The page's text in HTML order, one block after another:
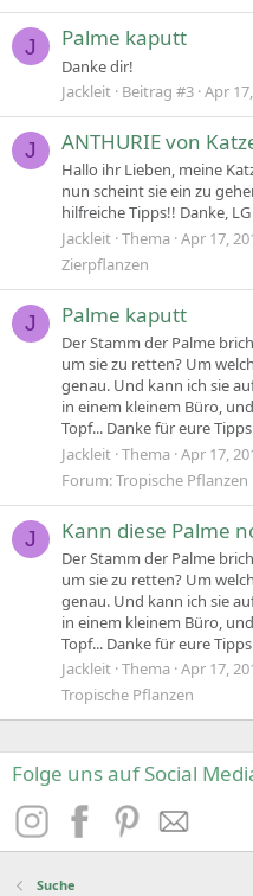
J Palme kaputt
Danke dir!
Jackleit Beitrag #3 Apr
J ANTHURIE von
Hallo ihr Lieben, meine
nun scheint sie ein zu
hilfreiche Tipps!! Danke,
Jackleit Thema Apr 17,
Zierpflanzen
J Palme kaputt
Der Stamm der Palme
um sie zu retten? Um
genau. Und kann ich sie
in einem kleinem Büro,
Topf... Danke für eure
Jackleit Thema Apr 17,
Forum:Tropische Pflanzen
J Kann diese Palme
Der Stamm der Palme
um sie zu retten? Um
genau. Und kann ich sie
in einem kleinem Büro,
Topf... Danke für eure
Jackleit Thema Apr 17,
Tropische Pflanzen
Folge uns auf Social
Suche